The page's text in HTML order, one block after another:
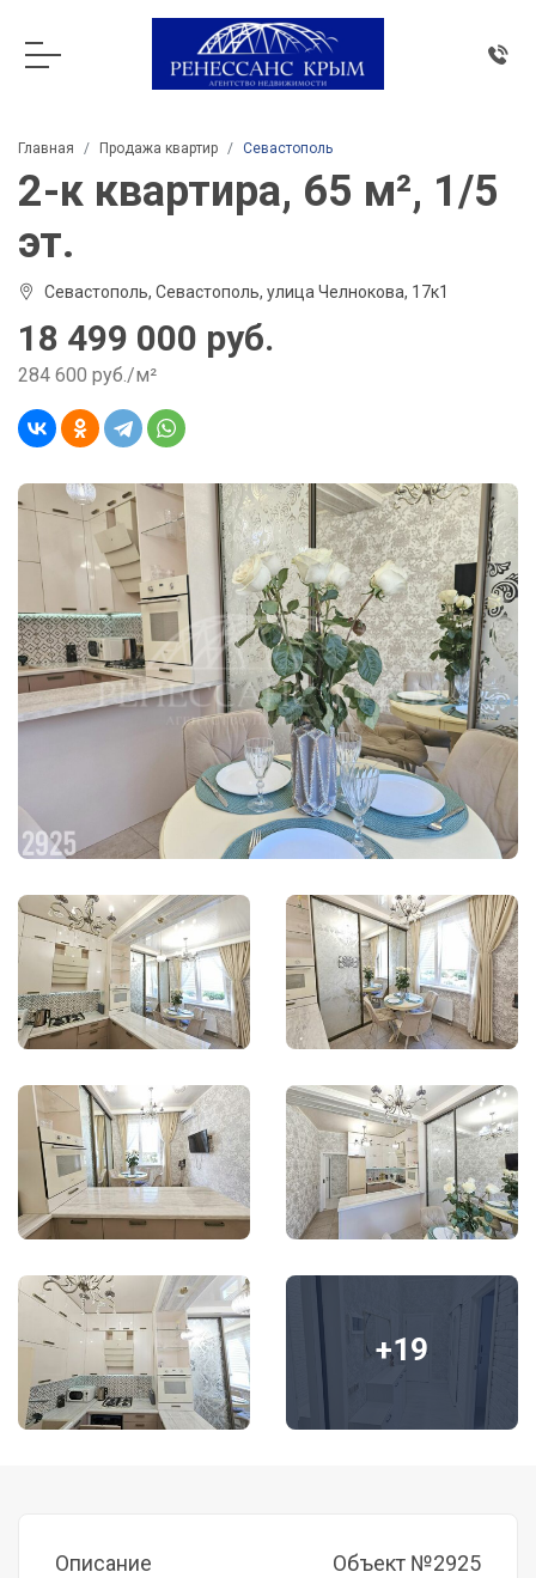
Главная Продажа квартир Севастополь
2-к квартира, 65 м², 1/5
эт.
Севастополь, Севастополь, улица Челнокова, 17к1
18 499 000 руб.
284 600 руб./м²
+19
Описание Объект №2925